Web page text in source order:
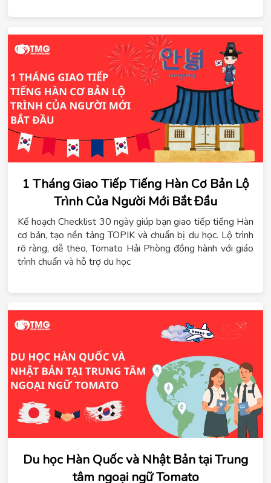
1 Tháng Giao Tiếp Tiếng Hàn Cơ Bản Lộ
Trình Của Người Mới Bắt Đầu
Kế hoạch Checklist 30 ngày giúp bạn giao tiếp tiếng Hàn
cơ bản, tạo nền tảng TOPIK và chuẩn bị du học. Lộ trình
rõ ràng, dễ theo, Tomato Hải Phòng đồng hành với giáo
trình chuẩn và hỗ trợ du học
Du học Hàn Quốc và Nhật Bản tại Trung
tâm ngoại ngữ Tomato